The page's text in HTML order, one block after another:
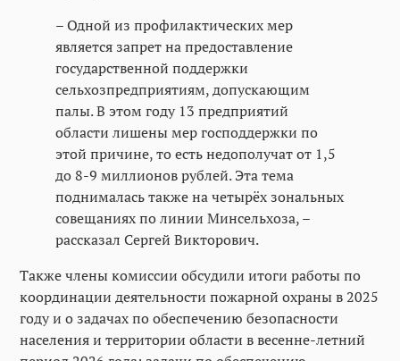
– Одной из профилактических мер
является запрет на предоставление
государственной поддержки
сельхозпредприятиям, допускающим
палы. В этом году 13 предприятий
области лишены мер господдержки по
этой причине, то есть недополучат от 1,5
до 8-9 миллионов рублей. Эта тема
поднималась также на четырёх зональных
совещаниях по линии Минсельхоза, –
рассказал Сергей Викторович.
Также члены комиссии обсудили итоги работы по
координации деятельности пожарной охраны в 2025
году и о задачах по обеспечению безопасности
населения и территории области в весенне-летний